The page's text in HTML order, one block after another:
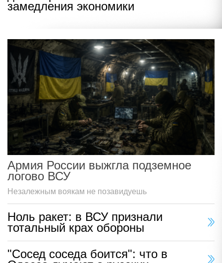
замедления экономики
Армия России выжгла подземное
логово ВСУ
Незалежным воякам не позавидуешь
Ноль ракет: в ВСУ признали
тотальный крах обороны
"Сосед соседа боится": что в